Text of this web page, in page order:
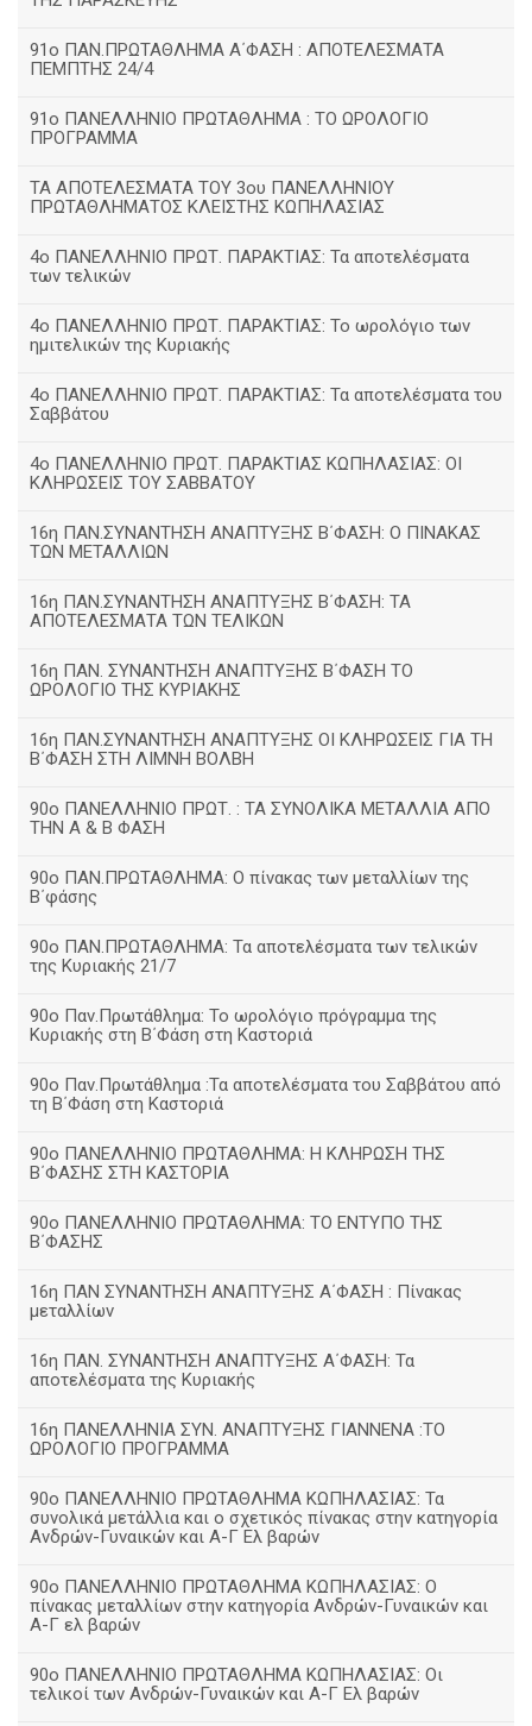
91ο ΠΑΝ.ΠΡΩΤΑΘΛΗΜΑ Α΄ΦΑΣΗ : ΑΠΟΤΕΛΕΣΜΑΤΑ
ΠΕΜΠΤΗΣ 24/4
91ο ΠΑΝΕΛΛΗΝΙΟ ΠΡΩΤΑΘΛΗΜΑ : ΤΟ ΩΡΟΛΟΓΙΟ
ΠΡΟΓΡΑΜΜΑ
ΤΑ ΑΠΟΤΕΛΕΣΜΑΤΑ ΤΟΥ 3ου ΠΑΝΕΛΛΗΝΙΟΥ
ΠΡΩΤΑΘΛΗΜΑΤΟΣ ΚΛΕΙΣΤΗΣ ΚΩΠΗΛΑΣΙΑΣ
4ο ΠΑΝΕΛΛΗΝΙΟ ΠΡΩΤ. ΠΑΡΑΚΤΙΑΣ: Τα αποτελέσματα
των τελικών
4ο ΠΑΝΕΛΛΗΝΙΟ ΠΡΩΤ. ΠΑΡΑΚΤΙΑΣ: Το ωρολόγιο των
ημιτελικών της Κυριακής
4ο ΠΑΝΕΛΛΗΝΙΟ ΠΡΩΤ. ΠΑΡΑΚΤΙΑΣ: Τα αποτελέσματα του
Σαββάτου
4ο ΠΑΝΕΛΛΗΝΙΟ ΠΡΩΤ. ΠΑΡΑΚΤΙΑΣ ΚΩΠΗΛΑΣΙΑΣ: ΟΙ
ΚΛΗΡΩΣΕΙΣ ΤΟΥ ΣΑΒΒΑΤΟΥ
16η ΠΑΝ.ΣΥΝΑΝΤΗΣΗ ΑΝΑΠΤΥΞΗΣ Β΄ΦΑΣΗ: Ο ΠΙΝΑΚΑΣ
ΤΩΝ ΜΕΤΑΛΛΙΩΝ
16η ΠΑΝ.ΣΥΝΑΝΤΗΣΗ ΑΝΑΠΤΥΞΗΣ Β΄ΦΑΣΗ: ΤΑ
ΑΠΟΤΕΛΕΣΜΑΤΑ ΤΩΝ ΤΕΛΙΚΩΝ
16η ΠΑΝ. ΣΥΝΑΝΤΗΣΗ ΑΝΑΠΤΥΞΗΣ Β΄ΦΑΣΗ ΤΟ
ΩΡΟΛΟΓΙΟ ΤΗΣ ΚΥΡΙΑΚΗΣ
16η ΠΑΝ.ΣΥΝΑΝΤΗΣΗ ΑΝΑΠΤΥΞΗΣ ΟΙ ΚΛΗΡΩΣΕΙΣ ΓΙΑ ΤΗ
Β΄ΦΑΣΗ ΣΤΗ ΛΙΜΝΗ ΒΟΛΒΗ
90ο ΠΑΝΕΛΛΗΝΙΟ ΠΡΩΤ. : ΤΑ ΣΥΝΟΛΙΚΑ ΜΕΤΑΛΛΙΑ ΑΠΟ
ΤΗΝ Α & Β ΦΑΣΗ
90ο ΠΑΝ.ΠΡΩΤΑΘΛΗΜΑ: Ο πίνακας των μεταλλίων της
Β΄φάσης
90ο ΠΑΝ.ΠΡΩΤΑΘΛΗΜΑ: Τα αποτελέσματα των τελικών
της Κυριακής 21/7
90ο Παν.Πρωτάθλημα: Το ωρολόγιο πρόγραμμα της
Κυριακής στη Β΄Φάση στη Καστοριά
90ο Παν.Πρωτάθλημα :Τα αποτελέσματα του Σαββάτου από
τη Β΄Φάση στη Καστοριά
90ο ΠΑΝΕΛΛΗΝΙΟ ΠΡΩΤΑΘΛΗΜΑ: Η ΚΛΗΡΩΣΗ ΤΗΣ
Β΄ΦΑΣΗΣ ΣΤΗ ΚΑΣΤΟΡΙΑ
90ο ΠΑΝΕΛΛΗΝΙΟ ΠΡΩΤΑΘΛΗΜΑ: ΤΟ ΕΝΤΥΠΟ ΤΗΣ
Β΄ΦΑΣΗΣ
16η ΠΑΝ ΣΥΝΑΝΤΗΣΗ ΑΝΑΠΤΥΞΗΣ Α΄ΦΑΣΗ : Πίνακας
μεταλλίων
16η ΠΑΝ. ΣΥΝΑΝΤΗΣΗ ΑΝΑΠΤΥΞΗΣ Α΄ΦΑΣΗ: Τα
αποτελέσματα της Κυριακής
16η ΠΑΝΕΛΛΗΝΙΑ ΣΥΝ. ΑΝΑΠΤΥΞΗΣ ΓΙΑΝΝΕΝΑ :ΤΟ
ΩΡΟΛΟΓΙΟ ΠΡΟΓΡΑΜΜΑ
90ο ΠΑΝΕΛΛΗΝΙΟ ΠΡΩΤΑΘΛΗΜΑ ΚΩΠΗΛΑΣΙΑΣ: Τα
συνολικά μετάλλια και ο σχετικός πίνακας στην κατηγορία
Ανδρών-Γυναικών και Α-Γ Ελ βαρών
90ο ΠΑΝΕΛΛΗΝΙΟ ΠΡΩΤΑΘΛΗΜΑ ΚΩΠΗΛΑΣΙΑΣ: Ο
πίνακας μεταλλίων στην κατηγορία Ανδρών-Γυναικών και
Α-Γ ελ βαρών
90ο ΠΑΝΕΛΛΗΝΙΟ ΠΡΩΤΑΘΛΗΜΑ ΚΩΠΗΛΑΣΙΑΣ: Οι
τελικοί των Ανδρών-Γυναικών και Α-Γ Ελ βαρών